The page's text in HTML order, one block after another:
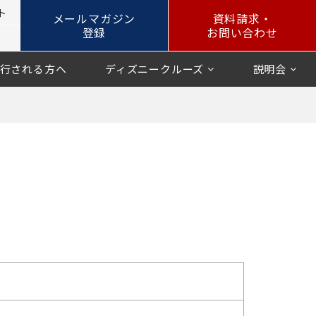
メールマガジン
登録
資料請求・
お問い合わせ
される方へ ディズニークルーズ 説明会